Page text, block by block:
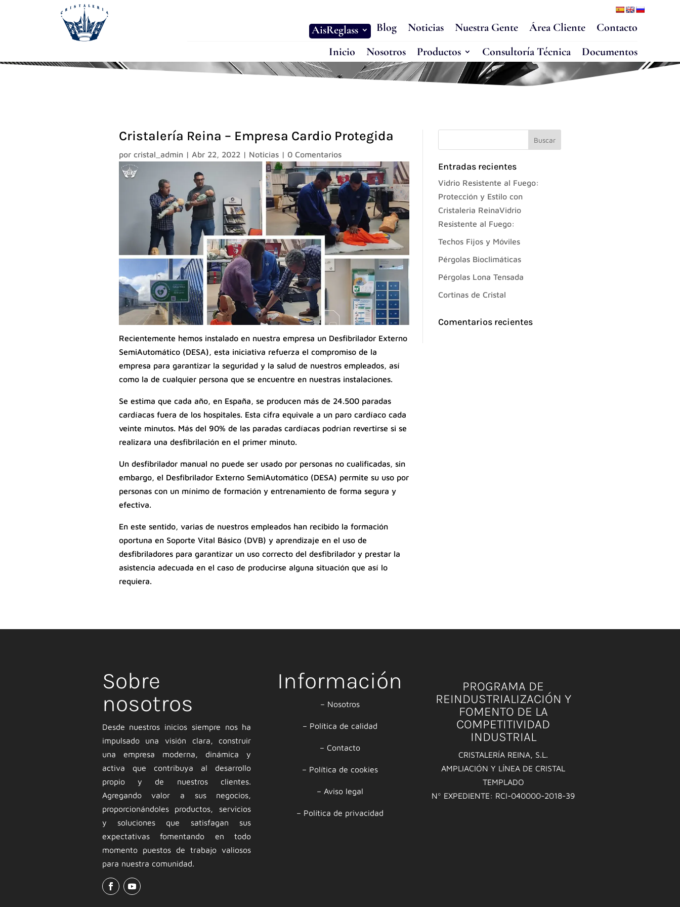
AisReglass Blog Noticias Nuestra Gente Área Cliente
Contacto
Inicio
Nosotros Productos Consultoría Técnica Documentos
Cristalería Reina – Empresa Cardio Protegida
porcristal_admin | Abr 22, 2022 | Noticias | 0 Comentarios
Recientemente hemos instalado en nuestra empresa un Desfibrilador Externo
SemiAutomático (DESA), esta iniciativa refuerza el compromiso de la
empresa para garantizar la seguridad y la salud de nuestros empleados, así
como la de cualquier persona que se encuentre en nuestras instalaciones.
Se estima que cada año, en España, se producen más de 24.500 paradas
cardíacas fuera de los hospitales. Esta cifra equivale a un paro cardíaco cada
veinte minutos. Más del 90% de las paradas cardíacas podrían revertirse si se
realizara una desfibrilación en el primer minuto.
Un desfibrilador manual no puede ser usado por personas no cualificadas, sin
embargo, el Desfibrilador Externo SemiAutomático (DESA) permite su uso por
personas con un mínimo de formación y entrenamiento de forma segura y
efectiva.
En este sentido, varias de nuestros empleados han recibido la formación
oportuna en Soporte Vital Básico (DVB) y aprendizaje en el uso de
desfibriladores para garantizar un uso correcto del desfibrilador y prestar la
asistencia adecuada en el caso de producirse alguna situación que así lo
requiera.
Entradas recientes
Vidrio Resistente al Fuego:
Protección y Estilo con
Cristaleria ReinaVidrio
Resistente al Fuego:
Techos Fijos y Móviles
Pérgolas Bioclimáticas
Pérgolas Lona Tensada
Cortinas de Cristal
Comentarios recientes
Sobre
nosotros
Desde nuestros inicios siempre nos ha
impulsado una visión clara, construir
una empresa moderna, dinámica y
activa que contribuya al desarrollo
propio y de nuestros clientes.
Agregando valor a sus negocios,
proporcionándoles productos, servicios
y soluciones que satisfagan sus
expectativas fomentando en todo
momento puestos de trabajo valiosos
para nuestra comunidad.
Información
– Nosotros
– Política de calidad
– Contacto
– Política de cookies
– Aviso legal
– Política de privacidad
PROGRAMA DE
REINDUSTRIALIZACIÓN Y
FOMENTO DE LA
COMPETITIVIDAD
INDUSTRIAL
CRISTALERÍA REINA, S.L.
AMPLIACIÓN Y LÍNEA DE CRISTAL
TEMPLADO
Nº EXPEDIENTE: RCI-040000-2018-39